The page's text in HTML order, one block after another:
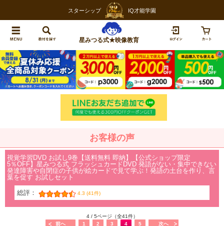
スターシップ IQ才能学園
星みつる式★映像教育
お客様の声
視覚学習DVD お試し9巻【送料無料 即納】【公式ショップ限定
5％OFF】星みつる式 フラッシュカードDVD 発語がない・集中できない
発達障害や自閉症の子供が絵カードで見て学ぶ！発語の土台を作り、言
葉を促す お試しセット
総評： 4.3 (41件)
4 / 5ページ（全41件）
前へ
1 2 3 4 5 次へ